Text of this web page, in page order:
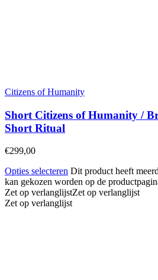
Citizens of Humanity
Short Citizens of Humanity /
Short Ritual
€299,00
Opties selecteren Dit product heeft
kan gekozen worden op de
Zet op verlanglijstZet op verlanglijst
Zet op verlanglijst